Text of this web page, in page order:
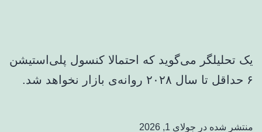
یک تحلیلگر می‌گوید که احتمالا کنسول پلی‌استیشن
۶ حداقل تا سال ۲۰۲۸ روانه‌ی بازار نخواهد شد.
منتشر شده در جولای 1, 2026